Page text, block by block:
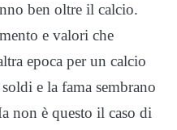
ben oltre il calcio.
e valori che
epoca per un calcio
e la fama sembrano
non è questo il caso di